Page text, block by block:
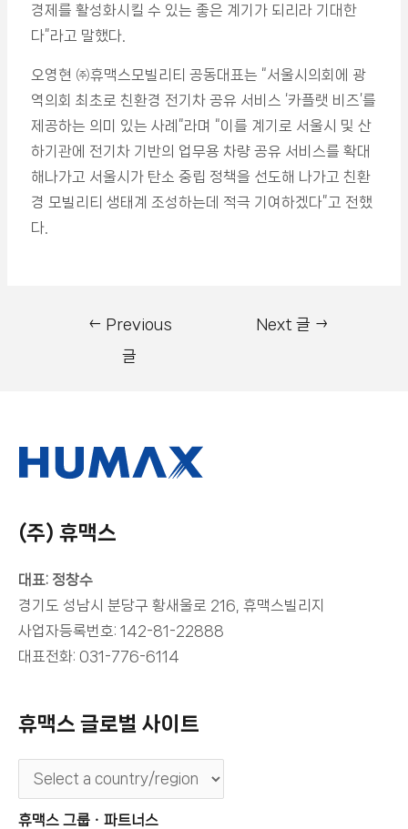
경제를 활성화시킬 수 있는 좋은 계기가 되리라 기대한
다”라고 말했다.
오영현 ㈜휴맥스모빌리티 공동대표는 “서울시의회에 광
역의회 최초로 친환경 전기차 공유 서비스 ‘카플랫 비즈’를
제공하는 의미 있는 사례”라며 “이를 계기로 서울시 및 산
하기관에 전기차 기반의 업무용 차량 공유 서비스를 확대
해나가고 서울시가 탄소 중립 정책을 선도해 나가고 친환
경 모빌리티 생태계 조성하는데 적극 기여하겠다”고 전했
다.
← Previous
글
Next 글 →
(주) 휴맥스
대표: 정창수
경기도 성남시 분당구 황새울로 216, 휴맥스빌리지
사업자등록번호: 142-81-22888
대표전화: 031-776-6114
휴맥스 글로벌 사이트
휴맥스 그룹ㆍ파트너스